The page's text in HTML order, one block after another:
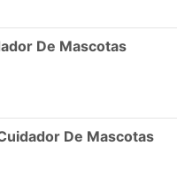
De Mascotas
De Mascotas